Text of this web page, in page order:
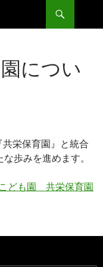
につい
栄保育園』と統合
歩みを進めます。
ども園 共栄保育園